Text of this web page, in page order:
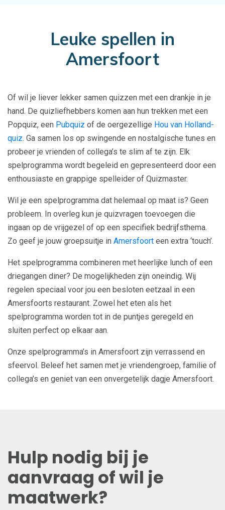
Leuke spellen in
Amersfoort
Of wil je liever lekker samen quizzen met een drankje in je
hand. De quizliefhebbers komen aan hun trekken met een
Popquiz, een Pubquiz of de oergezellige Hou van Holland-
quiz. Ga samen los op swingende en nostalgische tunes en
probeer je vrienden of collega’s te slim af te zijn. Elk
spelprogramma wordt begeleid en gepresenteerd door een
enthousiaste en grappige spelleider of Quizmaster.
Wil je een spelprogramma dat helemaal op maat is? Geen
probleem. In overleg kun je quizvragen toevoegen die
ingaan op de vrijgezel of op een specifiek bedrijfsthema.
Zo geef je jouw groepsuitje in Amersfoort een extra ‘touch’.
Het spelprogramma combineren met heerlijke lunch of een
driegangen diner? De mogelijkheden zijn oneindig. Wij
regelen speciaal voor jou een besloten eetzaal in een
Amersfoorts restaurant. Zowel het eten als het
spelprogramma worden tot in de puntjes geregeld en
sluiten perfect op elkaar aan.
Onze spelprogramma’s in Amersfoort zijn verrassend en
sfeervol. Beleef het samen met je vriendengroep, familie of
collega’s en geniet van een onvergetelijk dagje Amersfoort.
Hulp nodig bij je
aanvraag of wil je
maatwerk?